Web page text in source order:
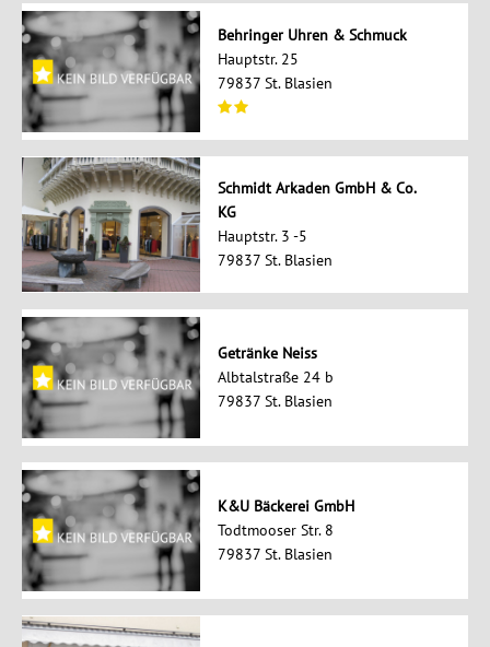
Behringer Uhren & Schmuck
Hauptstr. 25
79837 St. Blasien
Schmidt Arkaden GmbH & Co.
KG
Hauptstr. 3 -5
79837 St. Blasien
Getränke Neiss
Albtalstraße 24 b
79837 St. Blasien
K&U Bäckerei GmbH
Todtmooser Str. 8
79837 St. Blasien